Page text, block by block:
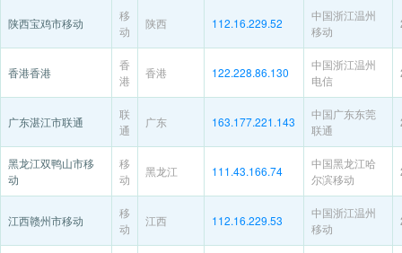
陕西宝鸡市移动
移
动
陕西 112.16.229.52
中国浙江温州
移动
香港香港
香
港
香港 122.228.86.130
中国浙江温州
电信
广东湛江市联通
联
通
广东 163.177.221.143
中国广东东莞
联通
黑龙江双鸭山市移
动
移
动
黑龙江 111.43.166.74
中国黑龙江哈
尔滨移动
江西赣州市移动
移
动
江西 112.16.229.53
中国浙江温州
移动